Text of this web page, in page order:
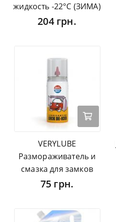
жидкость -22°С (ЗИМА)
204 грн.
VERYLUBE
Размораживатель и
смазка для замков
75 грн.